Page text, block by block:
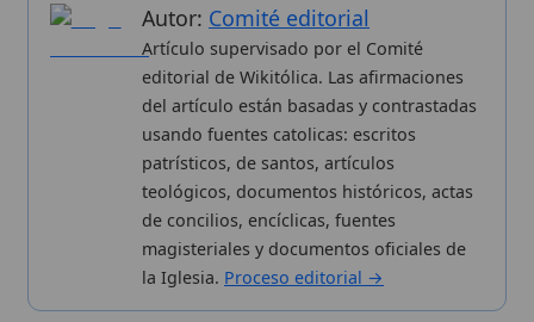
Wikitólica © 2026
. Enciclopedia del patrimonio doctrinal,
histórico y litúrgico de la Iglesia Católica. Parte de la red formativa
Curso Católico,Buscador CatólicoyCustodio Animae. Con
Valencia, España.ISSN: 3101-7339. Bajo el patrocinio de San
Carlo Acutis.
Sobre nosotros
Proceso editorial
Publicación seriada
Datos abiertos
Estadísticas
Aviso legal
Política de privacidad
Categorias
Más visitados
Nuevas entradas
Cambios recientes
Aplicaciones
Kit de Prensa
Widgets para tu web